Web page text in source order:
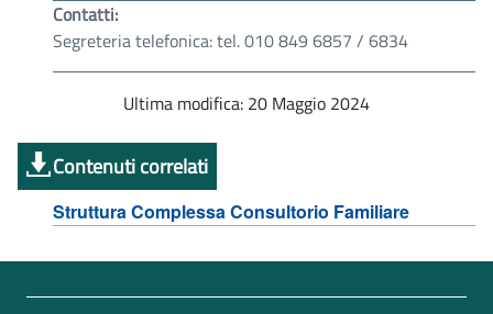
Contatti:
Segreteria telefonica: tel. 010 849 6857 / 6834
Ultima modifica: 20 Maggio 2024
Contenuti correlati
Struttura Complessa Consultorio Familiare